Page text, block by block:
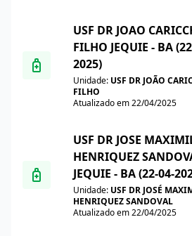
USF DR JOAO
FILHO JEQUIE - BA
2025)
Unidade: USF DR JOÃO
FILHO
Atualizado em 22/04/2025
USF DR JOSE
HENRIQUEZ
JEQUIE - BA (22-04-
Unidade: USF DR JOSÉ
HENRIQUEZ SANDOVAL
Atualizado em 22/04/2025